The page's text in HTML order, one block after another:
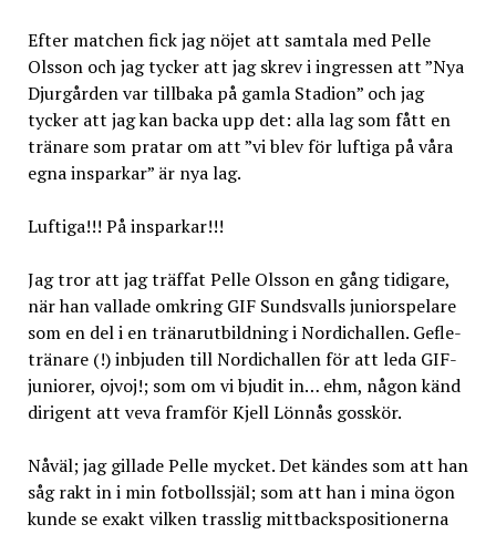
Efter matchen fick jag nöjet att samtala med Pelle
Olsson och jag tycker att jag skrev i ingressen att ”Nya
Djurgården var tillbaka på gamla Stadion” och jag
tycker att jag kan backa upp det: alla lag som fått en
tränare som pratar om att ”vi blev för luftiga på våra
egna insparkar” är nya lag.
Luftiga!!! På insparkar!!!
Jag tror att jag träffat Pelle Olsson en gång tidigare,
när han vallade omkring GIF Sundsvalls juniorspelare
som en del i en tränarutbildning i Nordichallen. Gefle-
tränare (!) inbjuden till Nordichallen för att leda GIF-
juniorer, ojvoj!; som om vi bjudit in… ehm, någon känd
dirigent att veva framför Kjell Lönnås gosskör.
Nåväl; jag gillade Pelle mycket. Det kändes som att han
såg rakt in i min fotbollssjäl; som att han i mina ögon
kunde se exakt vilken trasslig mittbackspositionerna